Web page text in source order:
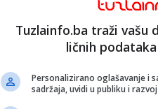
Tuzlainfo.ba traži vašu
ličnih
Personalizirano oglašavanje i
sadržaja, uvidi u publiku i